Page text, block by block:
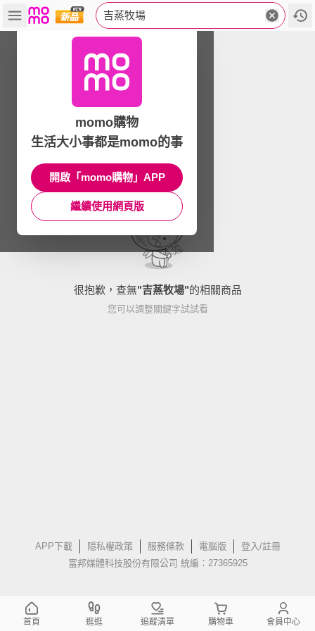
吉蒸牧場
很抱歉，查無"吉蒸牧場"的相關商品
您可以調整關鍵字試試看
APP下載 隱私權政策 服務條款 電腦版
登入/註冊
富邦媒體科技股份有限公司 統編：27365925
momo購物
生活大小事都是momo的事
開啟「momo購物」APP
繼續使用網頁版
首頁 逛逛 追蹤清單 購物車 會員中心